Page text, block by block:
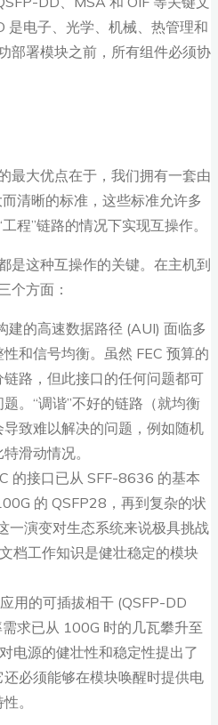
是电子、光学、机械、热管理和
部署模块之前，所有组件必须协
最大优点在于，我们拥有一套由
清晰的标准，这些标准允许多
程”链路的情况下实现互操作。
是这种互操作的关键。在主机到
个方面：
建的高速数据路径 (AUI) 面临多
和信号均衡。虽然 FEC 预算的
路，但此接口的任何问题都可
。“调谐”不好的链路（就均衡
致难以解决的问题，例如随机
滑动情况。
的接口已从 SFF-8636 的基本
的 QSFP28，再到复杂的状
一演变对生态系统来说极具挑战
档工作知识是健壮稳定的模块
用的可插拔相干 (QSFP-DD
求已从 100G 时的几瓦攀升至
电源的健壮性和稳定性提出了
必须能够在模块唤醒时提供电
。